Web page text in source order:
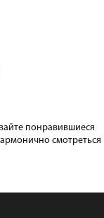
понравившиеся
смотреться